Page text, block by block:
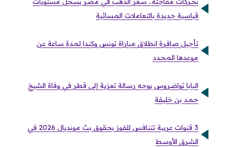
قياسية جديدة بالتعاملات المسائية
تأجيل صافرة انطلاق مباراة تونس وكندا لمدة ساعة عن
موعدها المحدد
البابا تواضروس يوجه رسالة تعزية إلى قطر في وفاة الشيخ
حمد بن خليفة
3 قنوات عربية تتنافس للفوز بحقوق بث مونديال 2026 في
الشرق الأوسط